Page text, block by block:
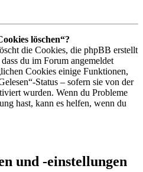
löschen“?
die Cookies, die phpBB erstellt
du im Forum angemeldet
Cookies einige Funktionen,
Status – sofern sie von der
wurden. Wenn du Probleme
hast, kann es helfen, wenn du
und -einstellungen